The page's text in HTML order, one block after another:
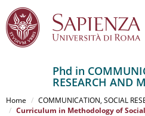
al
contenuto
Phd in
RESEARCH AND
Home
COMMUNICATION, SOCIAL
Curriculum in Methodology of